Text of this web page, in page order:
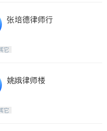
张培德律师行
它
姚娥律师楼
它